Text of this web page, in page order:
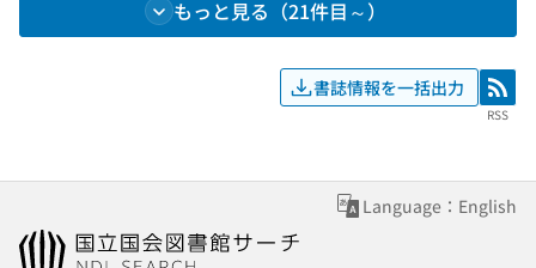
もっと見る（21件目～）
書誌情報を一括出力 RSS
RSS
Language：English